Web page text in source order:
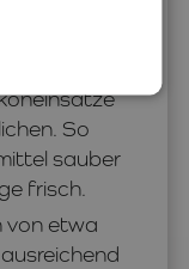
eine lange
So
sauber
frisch.
von etwa